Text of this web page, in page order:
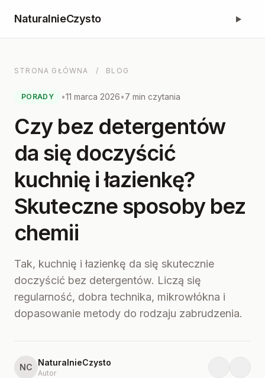
NaturalnieCzysto
STRONA GŁÓWNA / BLOG
PORADY •11 marca 2026•7 min czytania
Czy bez detergentów
da się doczyścić
kuchnię i łazienkę?
Skuteczne sposoby bez
chemii
Tak, kuchnię i łazienkę da się skutecznie
doczyścić bez detergentów. Liczą się
regularność, dobra technika, mikrowłókna i
dopasowanie metody do rodzaju zabrudzenia.
NC NaturalnieCzysto
Autor